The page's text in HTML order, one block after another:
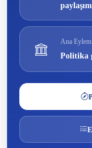
Ana
Politika